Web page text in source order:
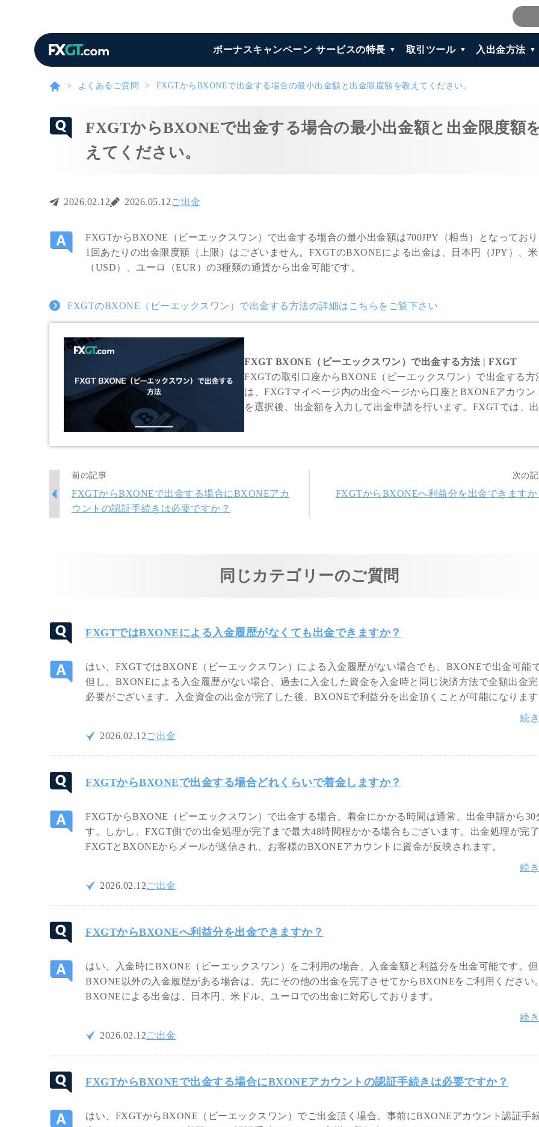
ボーナスキャンペーン サービスの特長 取引ツール 入出金方法
よくあるご質問 FXGTからBXONEで出金する場合の最小出金額と出金限度額を教えてください。
FXGTからBXONEで出金する場合の最小出金額と出金限度額
えてください。
2026.02.12 2026.05.12ご出金
FXGTからBXONE（ビーエックスワン）で出金する場合の最小出金額は700JPY（相当）となっており
1回あたりの出金限度額（上限）はございません。FXGTのBXONEによる出金は、日本円（JPY）、
（USD）、ユーロ（EUR）の3種類の通貨から出金可能です。
FXGTのBXONE（ビーエックスワン）で出金する方法の詳細はこちらをご覧下さい
FXGT BXONE（ビーエックスワン）で出金する方法 | FXGT
FXGTの取引口座からBXONE（ビーエックスワン）で出金する方
は、FXGTマイページ内の出金ページから口座とBXONEアカウン
を選択後、出金額を入力して出金申請を行います。FXGTでは、
前の記事
FXGTからBXONEで出金する場合にBXONEアカ
ウントの認証手続きは必要ですか？
次の
FXGTからBXONEへ利益分を出金できますか
同じカテゴリーのご質問
FXGTではBXONEによる入金履歴がなくても出金できますか？
はい、FXGTではBXONE（ビーエックスワン）による入金履歴がない場合でも、BXONEで出金可能で
但し、BXONEによる入金履歴がない場合、過去に入金した資金を入金時と同じ決済方法で全額出金完
必要がございます。入金資金の出金が完了した後、BXONEで利益分を出金頂くことが可能になります
続
2026.02.12ご出金
FXGTからBXONEで出金する場合どれくらいで着金しますか？
FXGTからBXONE（ビーエックスワン）で出金する場合、着金にかかる時間は通常、出金申請から30
す。しかし、FXGT側での出金処理が完了まで最大48時間程かかる場合もございます。出金処理が完了
FXGTとBXONEからメールが送信され、お客様のBXONEアカウントに資金が反映されます。
続
2026.02.12ご出金
FXGTからBXONEへ利益分を出金できますか？
はい、入金時にBXONE（ビーエックスワン）をご利用の場合、入金金額と利益分を出金可能です。但
BXONE以外の入金履歴がある場合は、先にその他の出金を完了させてからBXONEをご利用ください
BXONEによる出金は、日本円、米ドル、ユーロでの出金に対応しております。
続
2026.02.12ご出金
FXGTからBXONEで出金する場合にBXONEアカウントの認証手続きは必要ですか？
はい、FXGTからBXONE（ビーエックスワン）でご出金頂く場合、事前にBXONEアカウント認証手